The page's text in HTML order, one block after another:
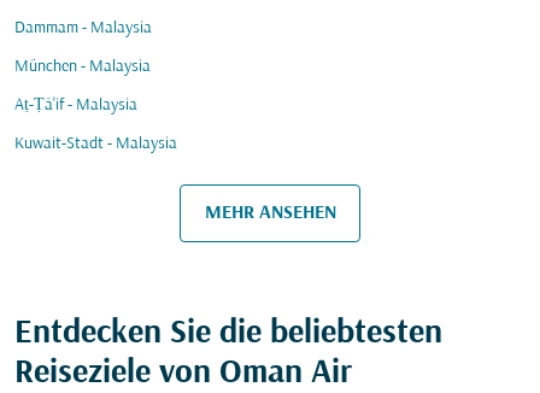
Dammam - Malaysia
München - Malaysia
Aṭ-Ṭā'if - Malaysia
Kuwait-Stadt - Malaysia
MEHR ANSEHEN
Entdecken Sie die beliebtesten
Reiseziele von Oman Air